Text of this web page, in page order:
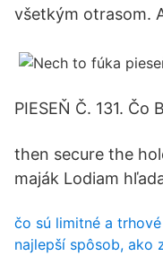
všetkým otrasom.
PIESEŇ Č. 131. Čo
then secure the
maják Lodiam
čo sú limitné a
najlepší spôsob, ako